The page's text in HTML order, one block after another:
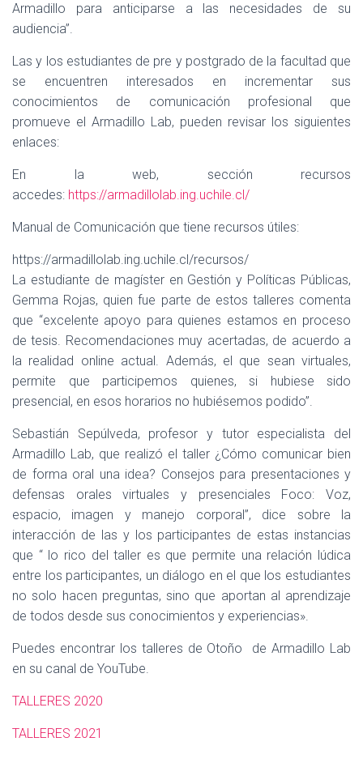
Armadillo para anticiparse a las necesidades de su
audiencia”.
Las y los estudiantes de pre y postgrado de la facultad que
se encuentren interesados en incrementar sus
conocimientos de comunicación profesional que
promueve el Armadillo Lab, pueden revisar los siguientes
enlaces:
En la web, sección recursos
accedes: https://armadillolab.ing.uchile.cl/
Manual de Comunicación que tiene recursos útiles:
https://armadillolab.ing.uchile.cl/recursos/
La estudiante de magíster en Gestión y Políticas Públicas,
Gemma Rojas, quien fue parte de estos talleres comenta
que “excelente apoyo para quienes estamos en proceso
de tesis. Recomendaciones muy acertadas, de acuerdo a
la realidad online actual. Además, el que sean virtuales,
permite que participemos quienes, si hubiese sido
presencial, en esos horarios no hubiésemos podido”.
Sebastián Sepúlveda, profesor y tutor especialista del
Armadillo Lab, que realizó el taller ¿Cómo comunicar bien
de forma oral una idea? Consejos para presentaciones y
defensas orales virtuales y presenciales Foco: Voz,
espacio, imagen y manejo corporal”, dice sobre la
interacción de las y los participantes de estas instancias
que “ lo rico del taller es que permite una relación lúdica
entre los participantes, un diálogo en el que los estudiantes
no solo hacen preguntas, sino que aportan al aprendizaje
de todos desde sus conocimientos y experiencias».
Puedes encontrar los talleres de Otoño de Armadillo Lab
en su canal de YouTube.
TALLERES 2020
TALLERES 2021